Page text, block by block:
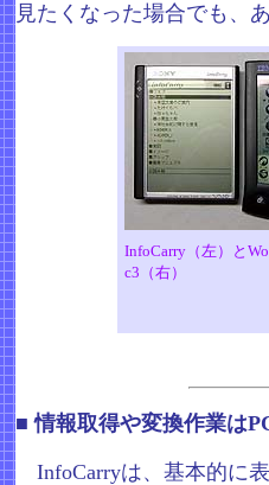
見たくなった場合でも、
InfoCarry（左）と
c3（右）
■ 情報取得や変換作業は
InfoCarryは、基本的に